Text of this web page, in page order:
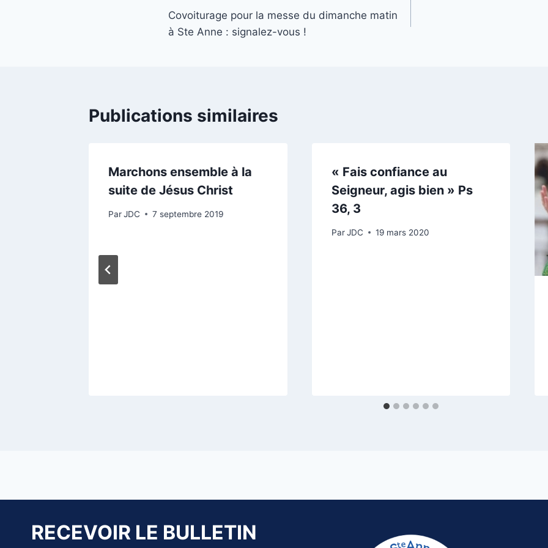
de
Covoiturage pour la messe du dimanche matin
à Ste Anne : signalez-vous !
Publications similaires
Marchons ensemble à la
suite de Jésus Christ
ParJDC 7 septembre 2019
« Fais confiance au
Seigneur, agis bien » Ps
36, 3
Par JDC 19 mars 2020
RECEVOIR LE BULLETIN